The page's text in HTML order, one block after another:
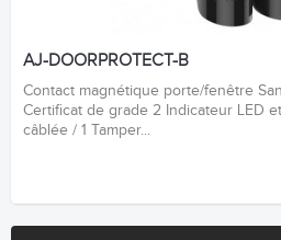
AJ-DOORPROTECT-B
Contact magnétique porte/fenêtre
Certificat de grade 2 Indicateur LED
câblée / 1 Tamper...